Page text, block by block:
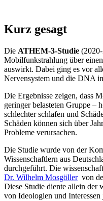
Kurz gesagt
Die ATHEM-3-Studie
Mobilfunkstrahlung über
auswirkt. Dabei ging es vor
Nervensystem und die DNA
Die Ergebnisse zeigen, dass
geringer belasteten Gruppe –
schlechter schlafen und
Schäden können sich über
Probleme verursachen.
Die Studie wurde von der
Wissenschaftlern aus
durchgeführt. Die
Dr. Wilhelm Mosgöllervon
Diese Studie diente allein der
von Ideologien und Interessen